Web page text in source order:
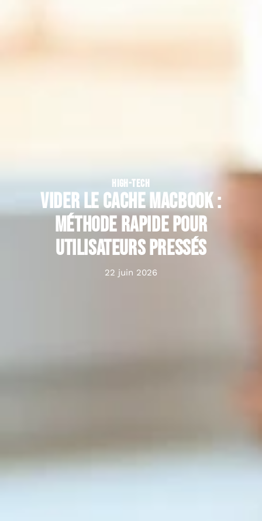
HIGH-TECH
Vider le cache MacBook :
méthode rapide pour
utilisateurs pressés
22 juin 2026